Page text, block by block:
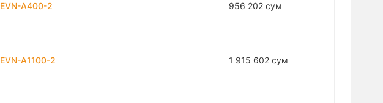
A400-2 956 202 сум
A1100-2 1 915 602 сум